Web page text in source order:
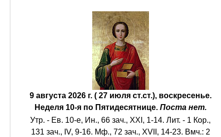
9 августа 2026 г. ( 27 июля ст.ст.), воскресенье.
Неделя 10-я по Пятидесятнице. Поста нет.
Утр. - Ев. 10-е, Ин., 66 зач., XXI, 1-14. Лит. - 1 Кор.,
131 зач., IV, 9-16. Мф., 72 зач., XVII, 14-23. Вмч.: 2